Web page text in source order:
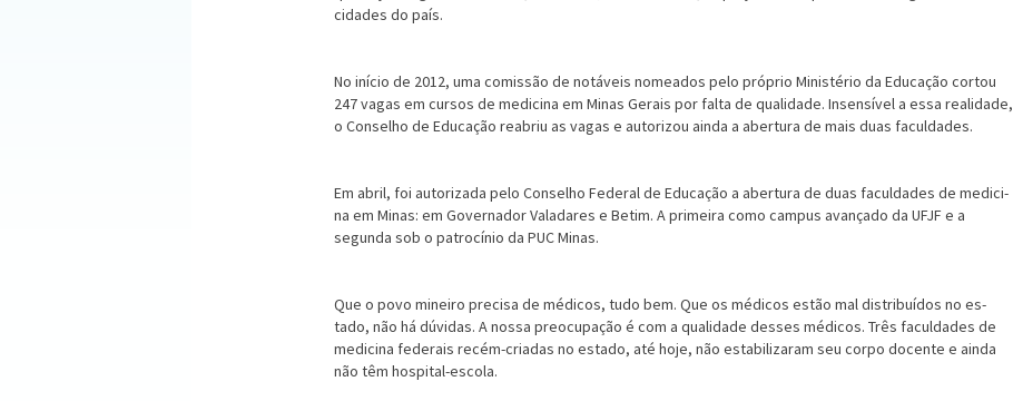
cidades do país.
No início de 2012, uma comissão de notáveis nomeados pelo próprio Ministério da Educação cortou
247 vagas em cursos de medicina em Mi­nas Gerais por falta de qualidade. Insensível a essa realidade,
o Conselho de Educação reabriu as vagas e autorizou ainda a abertura de mais duas faculdades.
Em abril, foi autorizada pelo Conselho Federal de Educação a abertura de duas faculdades de medici­
na em Minas: em Governador Valadares e Betim. A primeira como campus avançado da UFJF e a
segun­da sob o patrocínio da PUC Minas.
Que o povo mineiro precisa de médicos, tudo bem. Que os médicos estão mal distribuídos no es­
tado, não há dúvidas. A nossa preocupação é com a qualidade desses médicos. Três faculdades de
medi­cina federais recém-criadas no estado, até hoje, não estabilizaram seu corpo docente e ainda
não têm hospital-escola.